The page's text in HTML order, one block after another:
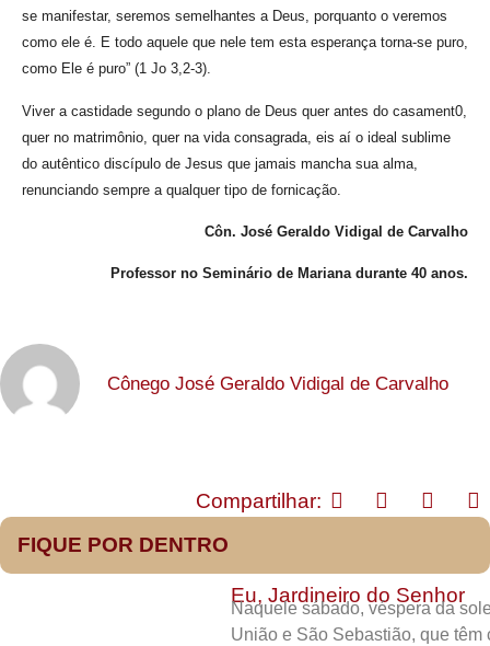
se manifestar, seremos semelhantes a Deus, porquanto o veremos
como ele é. E todo aquele que nele tem esta esperança torna-se puro,
como Ele é puro” (1 Jo 3,2-3).
Viver a castidade segundo o plano de Deus quer antes do casament0,
quer no matrimônio, quer na vida consagrada, eis aí o ideal sublime
do autêntico discípulo de Jesus que jamais mancha sua alma,
renunciando sempre a qualquer tipo de fornicação.
Côn. José Geraldo Vidigal de Carvalho
Professor no Seminário de Mariana durante 40 anos.
Cônego José Geraldo Vidigal de Carvalho
Compartilhar:
FIQUE POR DENTRO
Eu, Jardineiro do Senhor
Naquele sábado, véspera da
União e São Sebastião, que têm